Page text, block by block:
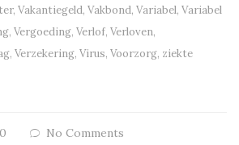
, Vakantiegeld, Vakbond, Variabel, Variabel
, Vergoeding, Verlof, Verloven,
, Verzekering, Virus, Voorzorg, ziekte
No Comments